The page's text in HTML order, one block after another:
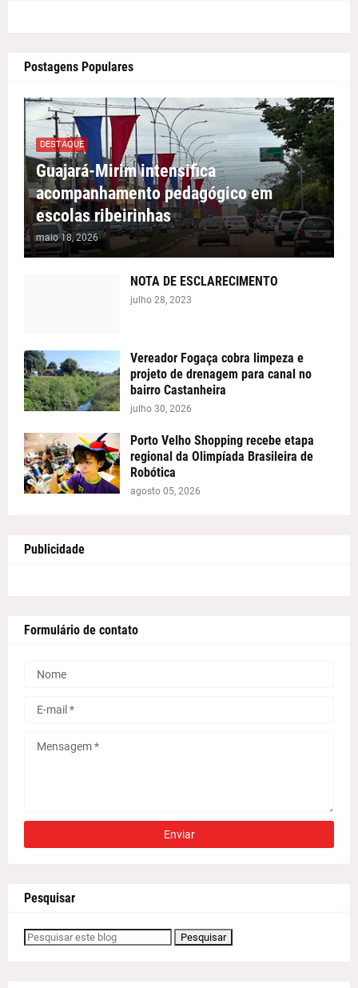
Postagens Populares
DESTAQUE
Guajará-Mirim intensifica
acompanhamento pedagógico em
escolas ribeirinhas
maio 18, 2026
NOTA DE ESCLARECIMENTO
julho 28, 2023
Vereador Fogaça cobra limpeza e
projeto de drenagem para canal no
bairro Castanheira
julho 30, 2026
Porto Velho Shopping recebe etapa
regional da Olimpíada Brasileira de
Robótica
agosto 05, 2026
Publicidade
Formulário de contato
Pesquisar